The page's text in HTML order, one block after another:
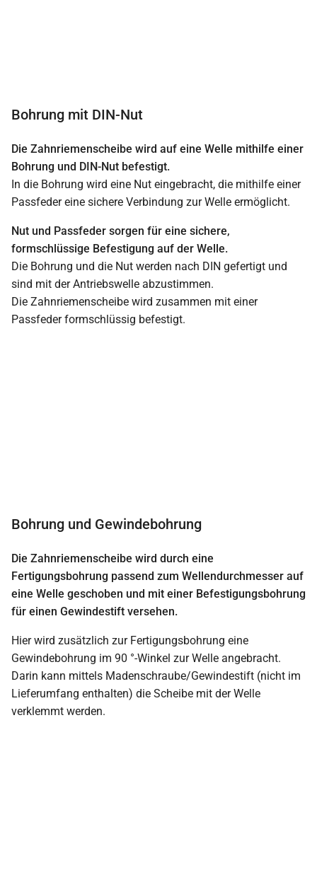
Bohrung mit DIN-Nut
Die Zahnriemenscheibe wird auf eine Welle mithilfe einer
Bohrung und DIN-Nut befestigt.
In die Bohrung wird eine Nut eingebracht, die mithilfe einer
Passfeder eine sichere Verbindung zur Welle ermöglicht.
Nut und Passfeder sorgen für eine sichere,
formschlüssige Befestigung auf der Welle.
Die Bohrung und die Nut werden nach DIN gefertigt und
sind mit der Antriebswelle abzustimmen.
Die Zahnriemenscheibe wird zusammen mit einer
Passfeder formschlüssig befestigt.
Bohrung und Gewindebohrung
Die Zahnriemenscheibe wird durch eine
Fertigungsbohrung passend zum Wellendurchmesser auf
eine Welle geschoben und mit einer Befestigungsbohrung
für einen Gewindestift versehen.
Hier wird zusätzlich zur Fertigungsbohrung eine
Gewindebohrung im 90 °-Winkel zur Welle angebracht.
Darin kann mittels Madenschraube/Gewindestift (nicht im
Lieferumfang enthalten) die Scheibe mit der Welle
verklemmt werden.